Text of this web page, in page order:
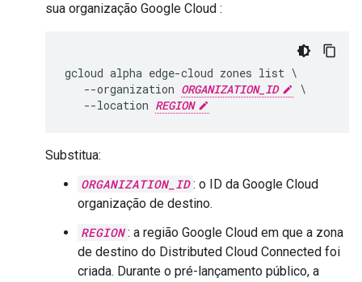
sua organização Google Cloud :
gcloud alpha edge-cloud zones list \
   --organization
ORGANIZATION_ID
\
   --location
REGION
Substitua:
ORGANIZATION_ID : o ID da Google Cloud
organização de destino.
REGION : a região Google Cloud em que a zona
de destino do Distributed Cloud Connected foi
criada. Durante o pré-lançamento público, a